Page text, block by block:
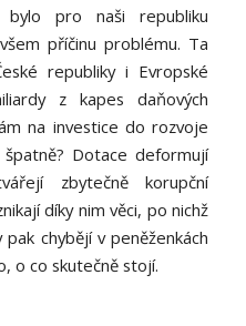
pro naši republiku
příčinu problému. Ta
republiky i Evropské
z kapes daňových
na investice do rozvoje
Dotace deformují
zbytečně korupční
díky nim věci, po nichž
chybějí v peněženkách
o co skutečně stojí.